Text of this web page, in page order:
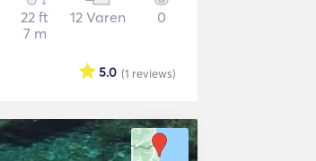
22 ft
7 m
12 Varen 0
(1 reviews)
5.0